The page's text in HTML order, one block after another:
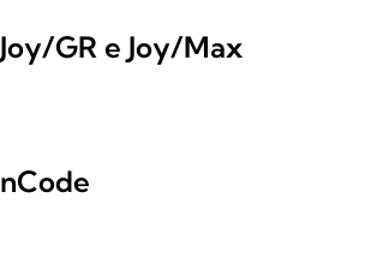
Joy/GR e Joy/Max
nCode